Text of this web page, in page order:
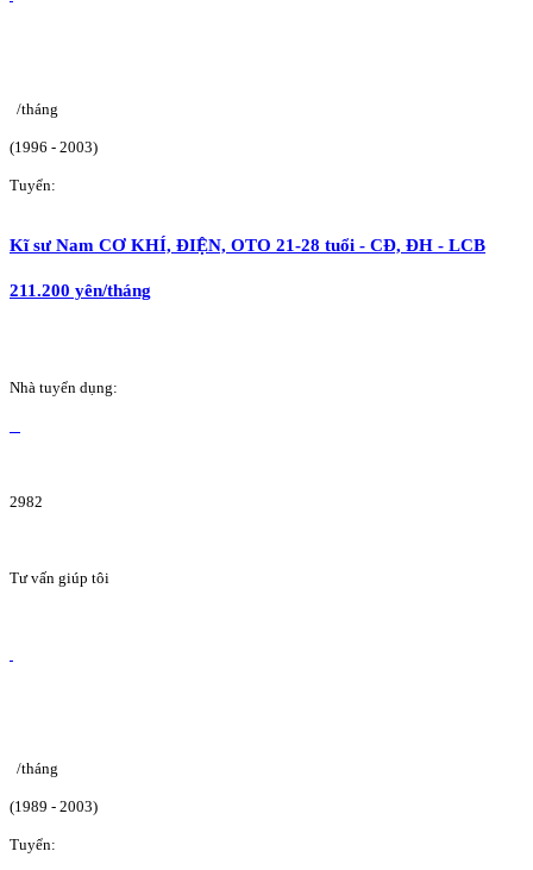
/tháng
(1996 - 2003)
Tuyển:
Kĩ sư Nam CƠ KHÍ, ĐIỆN, OTO 21-28 tuổi - CĐ, ĐH - LCB
211.200 yên/tháng
Nhà tuyển dụng:
2982
Tư vấn giúp tôi
/tháng
(1989 - 2003)
Tuyển: